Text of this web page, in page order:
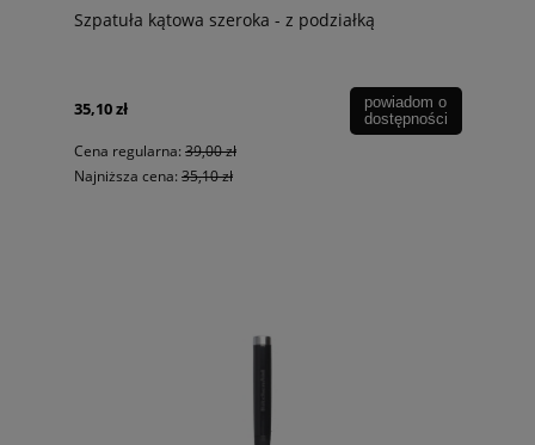
Szpatuła kątowa szeroka - z podziałką
35,10 zł
Cena regularna: 39,00 zł
Najniższa cena: 35,10 zł
powiadom o
dostępności